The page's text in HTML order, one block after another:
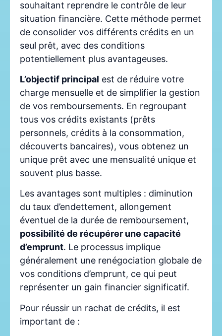
souhaitant reprendre le contrôle de leur
situation financière. Cette méthode permet
de consolider vos différents crédits en un
seul prêt, avec des conditions
potentiellement plus avantageuses.
L’objectif principal est de réduire votre
charge mensuelle et de simplifier la gestion
de vos remboursements. En regroupant
tous vos crédits existants (prêts
personnels, crédits à la consommation,
découverts bancaires), vous obtenez un
unique prêt avec une mensualité unique et
souvent plus basse.
Les avantages sont multiples : diminution
du taux d’endettement, allongement
éventuel de la durée de remboursement,
possibilité de récupérer une capacité
d’emprunt. Le processus implique
généralement une renégociation globale de
vos conditions d’emprunt, ce qui peut
représenter un gain financier significatif.
Pour réussir un rachat de crédits, il est
important de :